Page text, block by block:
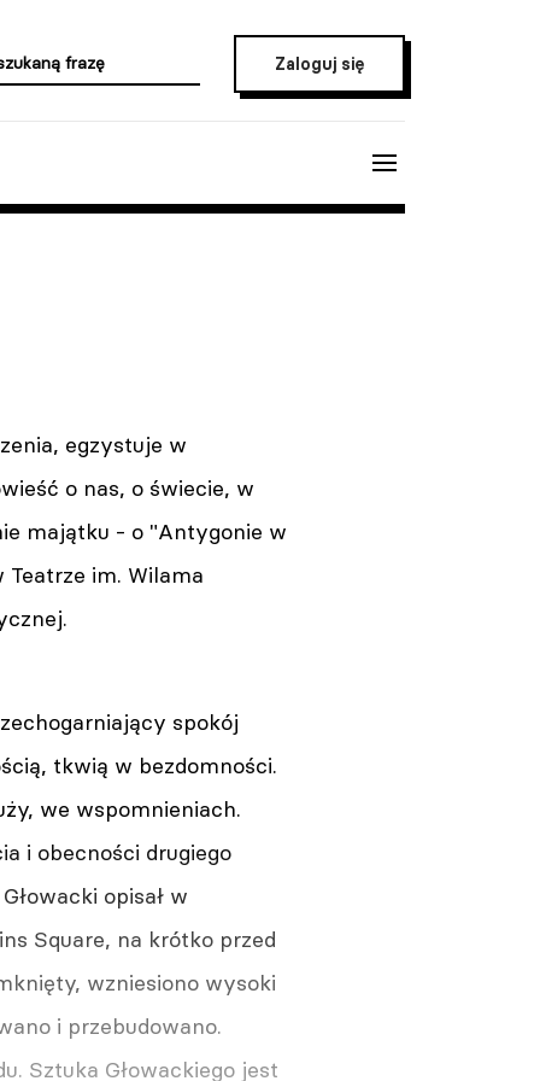
Zaloguj się
egzystuje w
o nas, o świecie, w
majątku - o "Antygonie w
im. Wilama
spokój
tkwią w bezdomności.
we wspomnieniach.
i obecności drugiego
opisał w
Square, na krótko przed
wzniesiono wysoki
i przebudowano.
Sztuka Głowackiego jest